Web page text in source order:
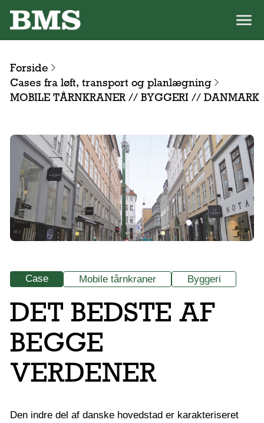
Forside
Cases fra løft, transport og planlægning
MOBILE TÅRNKRANER // BYGGERI // DANMARK
Case Mobile tårnkraner Byggeri
DET BEDSTE AF
BEGGE
VERDENER
Den indre del af danske hovedstad er karakteriseret